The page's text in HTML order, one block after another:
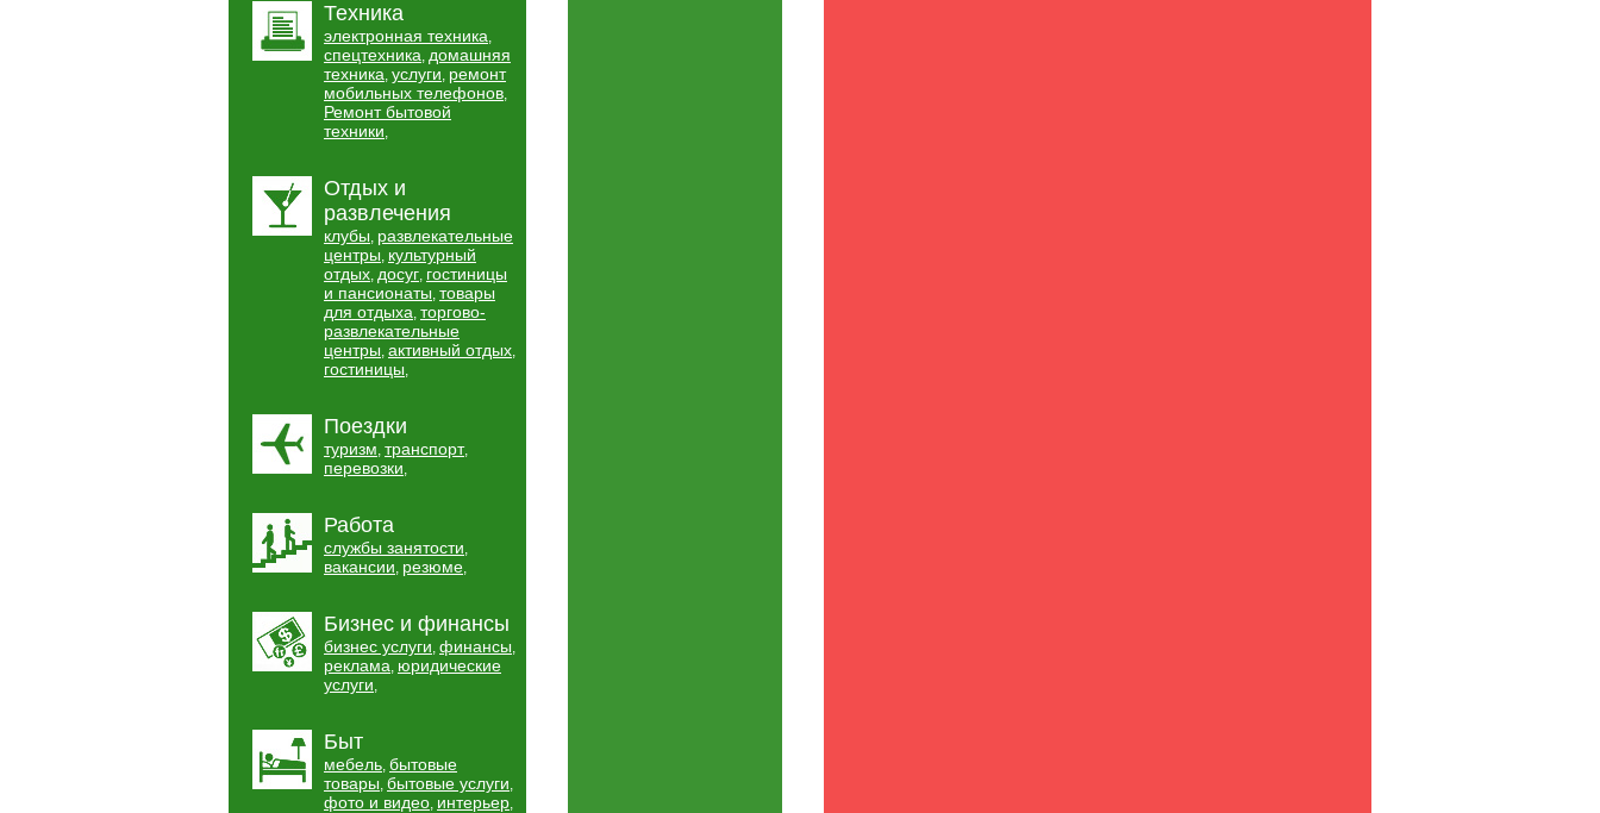
Техника
электронная техника,
спецтехника, домашняя
техника, услуги, ремонт
мобильных телефонов,
Ремонт бытовой
техники,
Отдых и
развлечения
клубы, развлекательные
центры, культурный
отдых, досуг, гостиницы
и пансионаты, товары
для отдыха, торгово-
развлекательные
центры, активный отдых,
гостиницы,
Поездки
туризм, транспорт,
перевозки,
Работа
службы занятости,
вакансии, резюме,
Бизнес и финансы
бизнес услуги, финансы,
реклама, юридические
услуги,
Быт
мебель, бытовые
товары, бытовые услуги,
фото и видео, интерьер,